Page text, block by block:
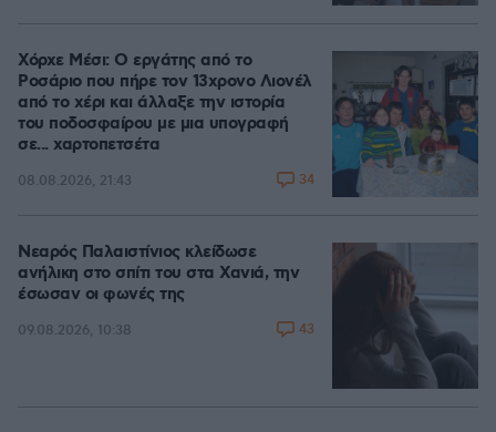
Χόρχε Μέσι: Ο εργάτης από το
Ροσάριο που πήρε τον 13χρονο Λιονέλ
από το χέρι και άλλαξε την ιστορία
του ποδοσφαίρου με μια υπογραφή
σε... χαρτοπετσέτα
08.08.2026, 21:43 34
Νεαρός Παλαιστίνιος κλείδωσε
ανήλικη στο σπίτι του στα Χανιά, την
έσωσαν οι φωνές της
09.08.2026, 10:38 43